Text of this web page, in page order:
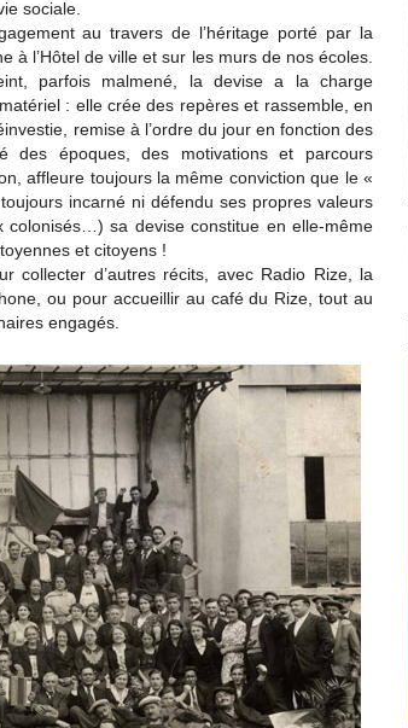
sociale.
au travers de l’héritage porté par la
à l’Hôtel de ville et sur les murs de nos écoles.
parfois malmené, la devise a la charge
: elle crée des repères et rassemble, en
remise à l’ordre du jour en fonction des
des époques, des motivations et parcours
affleure toujours la même conviction que le «
incarné ni défendu ses propres valeurs
colonisés…) sa devise constitue en elle-même
et citoyens !
collecter d’autres récits, avec Radio Rize, la
ou pour accueillir au café du Rize, tout au
engagés.